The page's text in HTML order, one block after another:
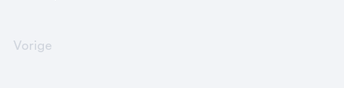
Vorige